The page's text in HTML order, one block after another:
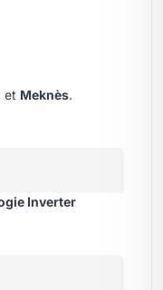
, et Meknès.
Inverter